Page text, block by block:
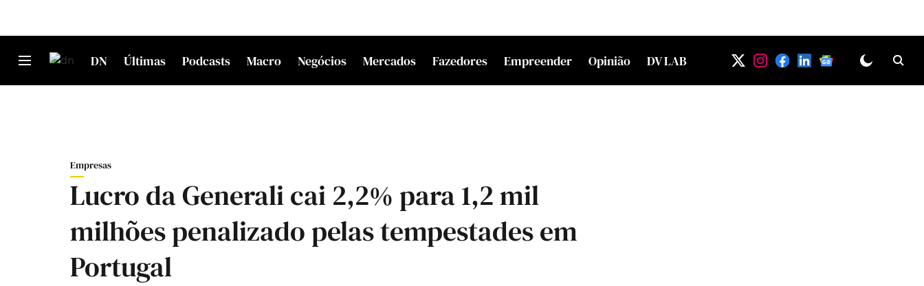
DN Últimas Podcasts Macro Negócios Mercados Fazedores Empreender Opinião DV LAB
Empresas
Lucro da Generali cai 2,2% para 1,2 mil
milhões penalizado pelas tempestades em
Portugal